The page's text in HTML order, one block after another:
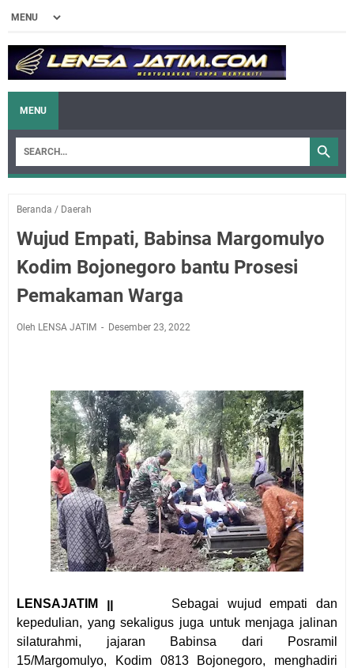
MENU
Beranda / Daerah
Wujud Empati, Babinsa Margomulyo
Kodim Bojonegoro bantu Prosesi
Pemakaman Warga
Oleh LENSA JATIM Desember 23, 2022
LENSAJATIM ꞁꞁ
Sebagai wujud empati dan
kepedulian, yang sekaligus juga untuk menjaga jalinan
silaturahmi, jajaran Babinsa dari Posramil
15/Margomulyo, Kodim 0813 Bojonegoro, menghadiri